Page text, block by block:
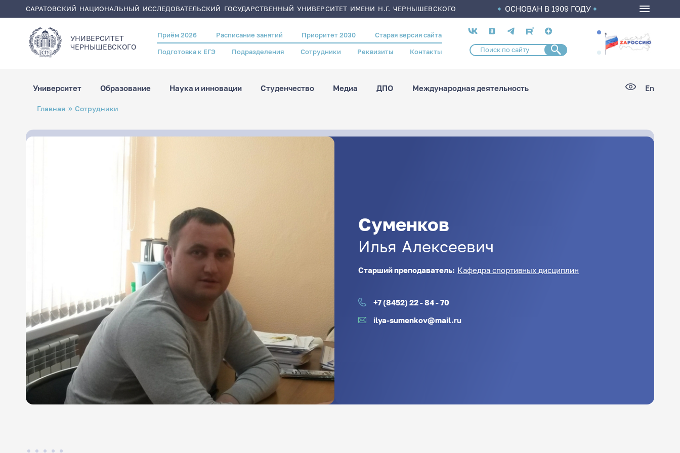
САРАТОВСКИЙ НАЦИОНАЛЬНЫЙ ИССЛЕДОВАТЕЛЬСКИЙ ГОСУДАРСТВЕННЫЙ УНИВЕРСИТЕТ ИМЕНИ Н.Г. ЧЕРНЫШЕВСКОГО ОСНОВАН В 1909 ГОДУ
УНИВЕРСИТЕТ
ЧЕРНЫШЕВСКОГO
Header
menu
Приём 2026 Расписание занятий Приоритет 2030 Старая версия сайта
Подготовка к ЕГЭ Подразделения Сотрудники Реквизиты Контакты
Социальные
сети
Университет Образование Наука и инновации Студенчество Медиа ДПО Международная деятельность En
Строка
навигации
Главная Сотрудники
Суменков
Илья Алексеевич
Старший преподаватель: Кафедра спортивных дисциплин
+7 (8452) 22 - 84 - 70
ilya-sumenkov@mail.ru